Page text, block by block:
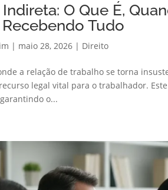
O Que É,
Tudo
| maio 28, 2026 | Direito
a relação de trabalho se torna
legal vital para o trabalhador.
o...